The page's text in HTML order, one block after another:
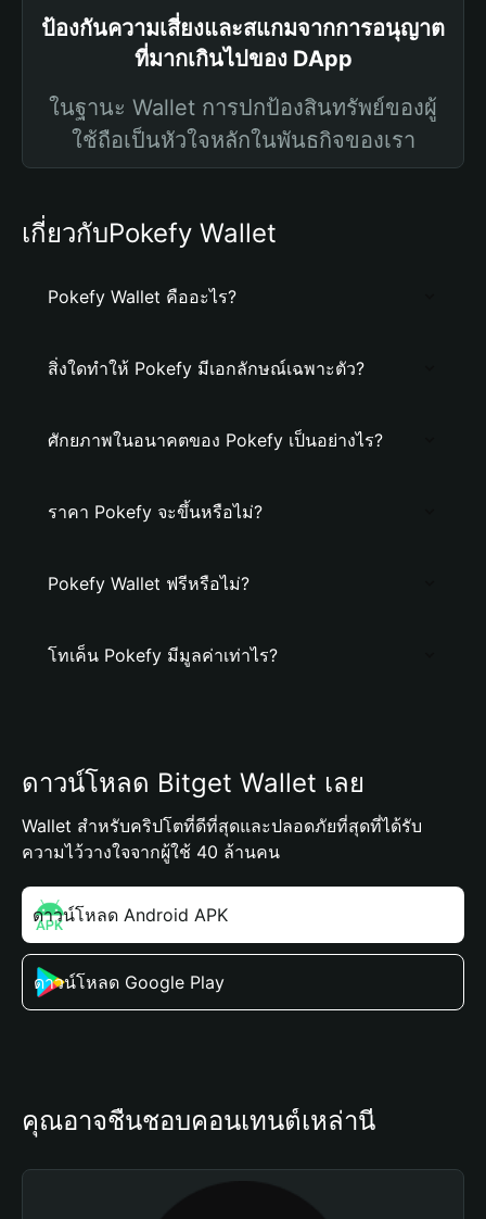
ป้องกันความเสี่ยงและสแกมจากการอนุญาต
ที่มากเกินไปของ DApp
ในฐานะ Wallet การปกป้องสินทรัพย์ของผู้
ใช้ถือเป็นหัวใจหลักในพันธกิจของเรา
เกี่ยวกับPokefy Wallet
Pokefy Wallet คืออะไร?
สิ่งใดทำให้ Pokefy มีเอกลักษณ์เฉพาะตัว?
ศักยภาพในอนาคตของ Pokefy เป็นอย่างไร?
ราคา Pokefy จะขึ้นหรือไม่?
Pokefy Wallet ฟรีหรือไม่?
โทเค็น Pokefy มีมูลค่าเท่าไร?
ดาวน์โหลด Bitget Wallet เลย
Wallet สำหรับคริปโตที่ดีที่สุดและปลอดภัยที่สุดที่ได้รับ
ความไว้วางใจจากผู้ใช้ 40 ล้านคน
ดาวน์โหลด Android APK
ดาวน์โหลด Google Play
คุณอาจชื่นชอบคอนเทนต์เหล่านี้